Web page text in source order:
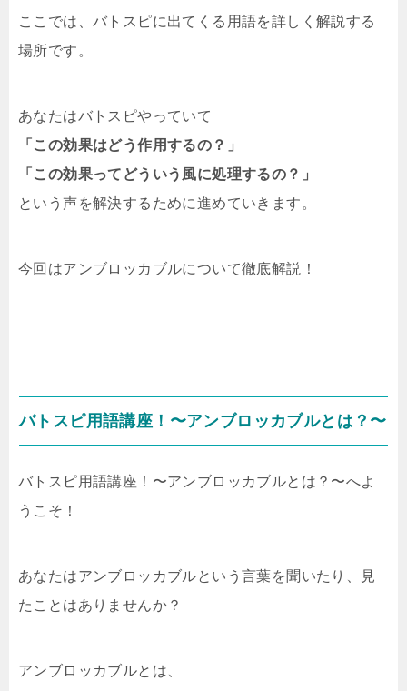
ここでは、バトスピに出てくる用語を詳しく解説する
場所です。
あなたはバトスピやっていて
「この効果はどう作用するの？」
「この効果ってどういう風に処理するの？」
という声を解決するために進めていきます。
今回はアンブロッカブルについて徹底解説！
バトスピ用語講座！〜アンブロッカブルとは？〜
バトスピ用語講座！〜アンブロッカブルとは？〜へよ
うこそ！
あなたはアンブロッカブルという言葉を聞いたり、見
たことはありませんか？
アンブロッカブルとは、